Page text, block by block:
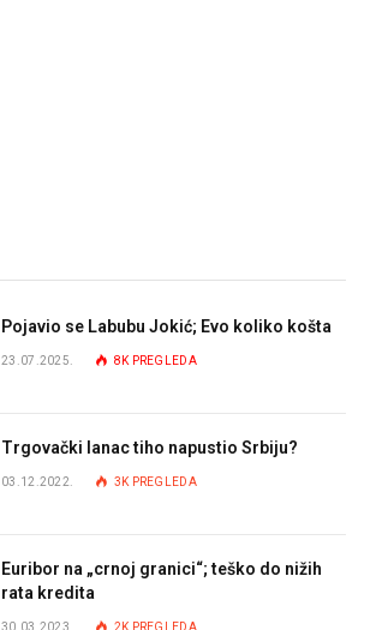
Pojavio se Labubu Jokić; Evo koliko košta
23.07.2025. 8K PREGLEDA
Trgovački lanac tiho napustio Srbiju?
03.12.2022. 3K PREGLEDA
Euribor na „crnoj granici“; teško do nižih
rata kredita